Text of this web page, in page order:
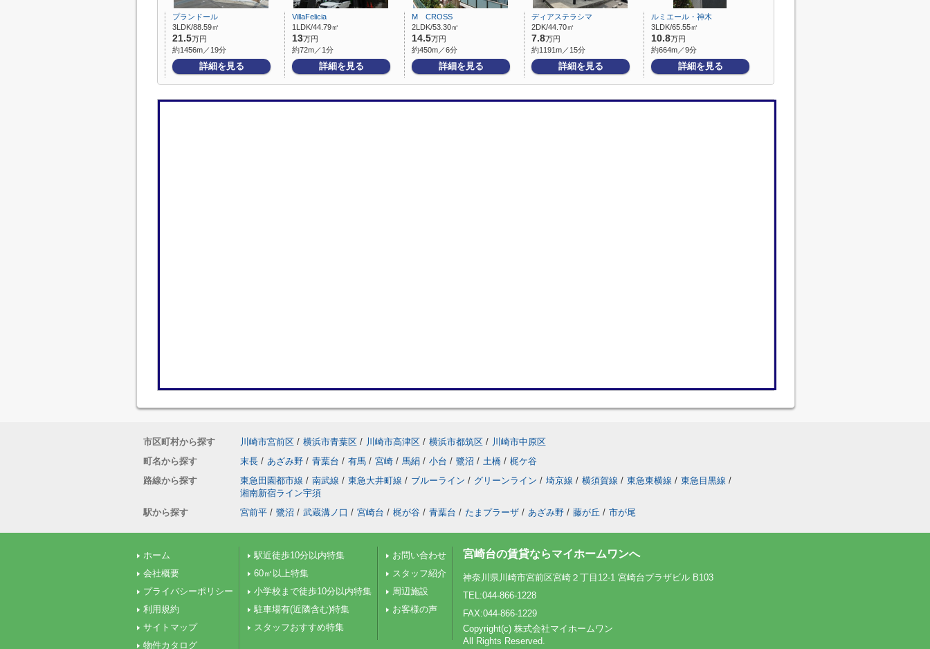
プランドール
3LDK/88.59㎡
21.5万円
約1456m／19分
詳細を見る
VillaFelicia
1LDK/44.79㎡
13万円
約72m／1分
詳細を見る
M CROSS
2LDK/53.30㎡
14.5万円
約450m／6分
詳細を見る
ディアステラシマ
2DK/44.70㎡
7.8万円
約1191m／15分
詳細を見る
ルミエール・神木
3LDK/65.55㎡
10.8万円
約664m／9分
詳細を見る
市区町村から探す 川崎市宮前区 / 横浜市青葉区 / 川崎市高津区 / 横浜市都筑区 / 川崎市中原区
町名から探す
末長 / あざみ野 / 青葉台 / 有馬 / 宮崎 / 馬絹 / 小台 / 鷺沼 / 土橋 / 梶ケ谷
路線から探す
東急田園都市線 / 南武線 / 東急大井町線 / ブルーライン / グリーンライン / 埼京線 / 横須賀線 / 東急東横線 / 東急目黒線 /
湘南新宿ライン宇須
駅から探す
宮前平 / 鷺沼 / 武蔵溝ノ口 / 宮崎台 / 梶が谷 / 青葉台 / たまプラーザ / あざみ野 / 藤が丘 / 市が尾
ホーム
会社概要
プライバシーポリシー
利用規約
サイトマップ
物件カタログ
駅近徒歩10分以内特集
60㎡以上特集
小学校まで徒歩10分以内特集
駐車場有(近隣含む)特集
スタッフおすすめ特集
お問い合わせ
スタッフ紹介
周辺施設
お客様の声
宮崎台の賃貸ならマイホームワンへ
神奈川県川崎市宮前区宮崎２丁目12-1 宮崎台プラザビル B103
TEL:044-866-1228
FAX:044-866-1229
Copyright(c) 株式会社マイホームワン
All Rights Reserved.